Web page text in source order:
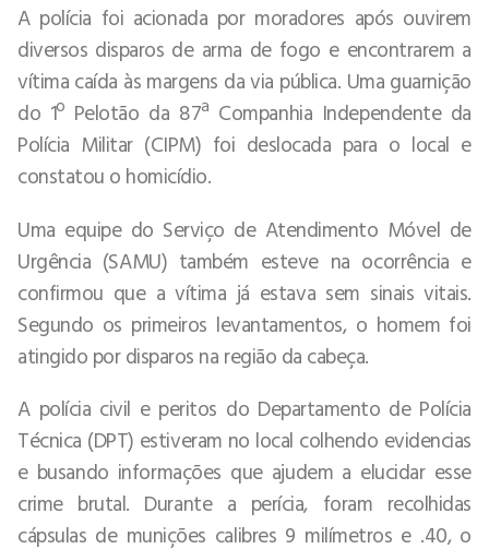
A polícia foi acionada por moradores após ouvirem
diversos disparos de arma de fogo e encontrarem a
vítima caída às margens da via pública. Uma guarnição
do 1º Pelotão da 87ª Companhia Independente da
Polícia Militar (CIPM) foi deslocada para o local e
constatou o homicídio.
Uma equipe do Serviço de Atendimento Móvel de
Urgência (SAMU) também esteve na ocorrência e
confirmou que a vítima já estava sem sinais vitais.
Segundo os primeiros levantamentos, o homem foi
atingido por disparos na região da cabeça.
A polícia civil e peritos do Departamento de Polícia
Técnica (DPT) estiveram no local colhendo evidencias
e busando informações que ajudem a elucidar esse
crime brutal. Durante a perícia, foram recolhidas
cápsulas de munições calibres 9 milímetros e .40, o